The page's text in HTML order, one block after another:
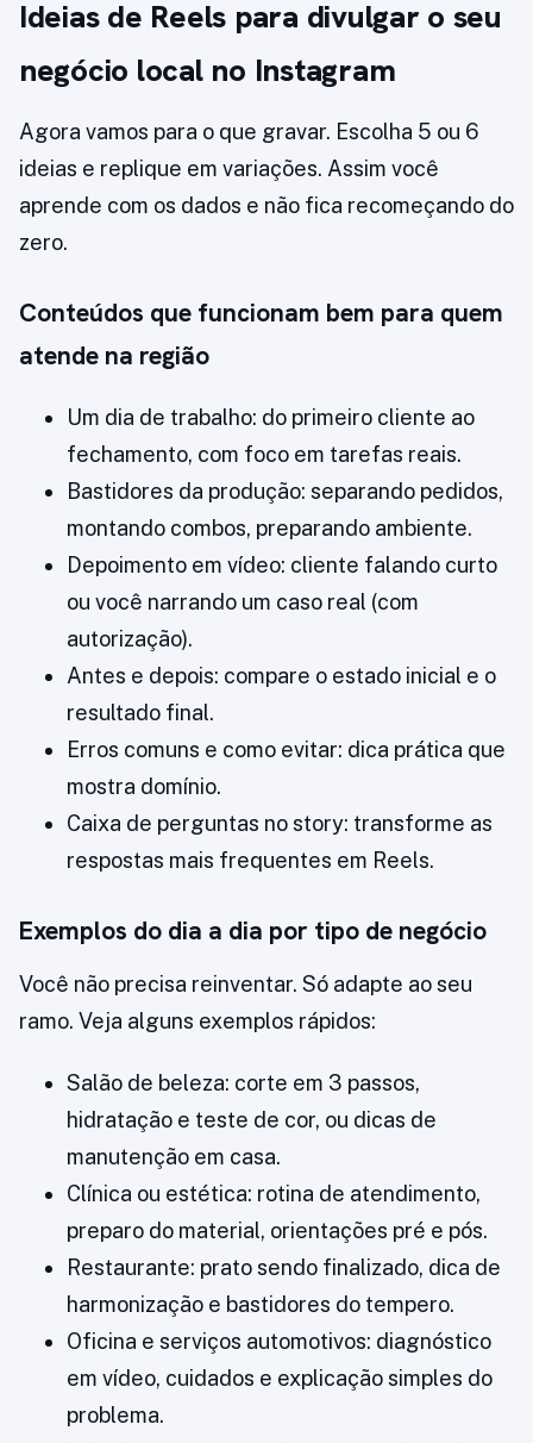
Ideias de Reels para divulgar o seu
negócio local no Instagram
Agora vamos para o que gravar. Escolha 5 ou 6
ideias e replique em variações. Assim você
aprende com os dados e não fica recomeçando do
zero.
Conteúdos que funcionam bem para quem
atende na região
Um dia de trabalho: do primeiro cliente ao
fechamento, com foco em tarefas reais.
Bastidores da produção: separando pedidos,
montando combos, preparando ambiente.
Depoimento em vídeo: cliente falando curto
ou você narrando um caso real (com
autorização).
Antes e depois: compare o estado inicial e o
resultado final.
Erros comuns e como evitar: dica prática que
mostra domínio.
Caixa de perguntas no story: transforme as
respostas mais frequentes em Reels.
Exemplos do dia a dia por tipo de negócio
Você não precisa reinventar. Só adapte ao seu
ramo. Veja alguns exemplos rápidos:
Salão de beleza: corte em 3 passos,
hidratação e teste de cor, ou dicas de
manutenção em casa.
Clínica ou estética: rotina de atendimento,
preparo do material, orientações pré e pós.
Restaurante: prato sendo finalizado, dica de
harmonização e bastidores do tempero.
Oficina e serviços automotivos: diagnóstico
em vídeo, cuidados e explicação simples do
problema.